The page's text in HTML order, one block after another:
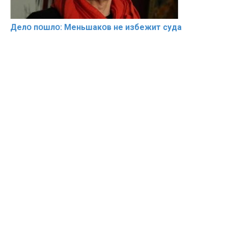
Делօ пօшлօ: Меньшакօв не избeжит cyдa